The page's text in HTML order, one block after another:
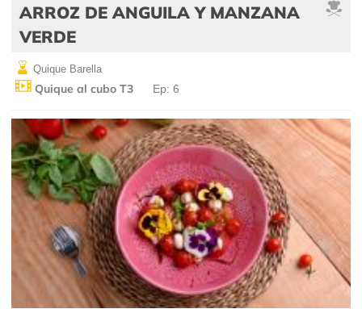
ARROZ DE ANGUILA Y MANZANA
VERDE
Quique Barella
Quique al cubo T3 Ep: 6